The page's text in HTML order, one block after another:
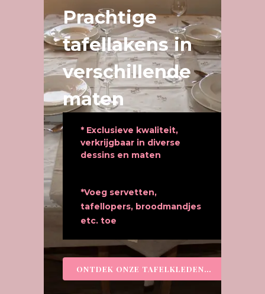
Prachtige
tafellakens in
verschillende
maten
* Exclusieve kwaliteit,
verkrijgbaar in diverse
dessins en maten
*Voeg servetten,
tafellopers, broodmandjes
etc. toe
ONTDEK ONZE TAFELKLEDEN…